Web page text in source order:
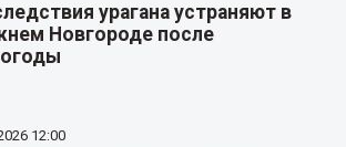
урагана устраняют в
Новгороде после
12:00